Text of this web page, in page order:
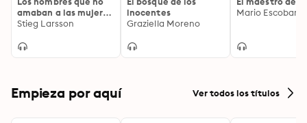
amaban a las mujeres
(Serie Millennium 1)
Stieg Larsson
inocentes
Graziella Moreno
Mario Escobar
Empieza por aquí Ver todos los títulos